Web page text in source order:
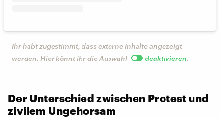
Ihr habt zugestimmt, dass externe Inhalte angezeigt
werden. Hier könnt ihr die Auswahl
deaktivieren.
Der Unterschied zwischen Protest und
zivilem Ungehorsam